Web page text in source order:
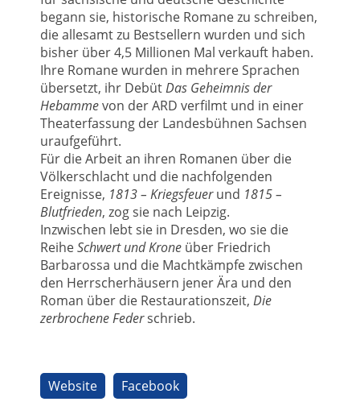
begann sie, historische Romane zu schreiben,
die allesamt zu Bestsellern wurden und sich
bisher über 4,5 Millionen Mal verkauft haben.
Ihre Romane wurden in mehrere Sprachen
übersetzt, ihr DebütDas Geheimnis der
Hebammevon der ARD verfilmt und in einer
Theaterfassung der Landesbühnen Sachsen
uraufgeführt.
Für die Arbeit an ihren Romanen über die
Völkerschlacht und die nachfolgenden
Ereignisse, 1813 – Kriegsfeuerund 1815 –
Blutfrieden, zog sie nach Leipzig.
Inzwischen lebt sie in Dresden, wo sie die
ReiheSchwert und Krone über Friedrich
Barbarossa und die Machtkämpfe zwischen
den Herrscherhäusern jener Ära und den
Roman über die Restaurationszeit, Die
zerbrochene Federschrieb.
Website Facebook